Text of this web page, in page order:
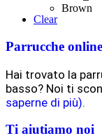
Clear
Parrucche
Hai trovato la
basso? Noi ti
saperne di più).
Ti aiutiamo noi